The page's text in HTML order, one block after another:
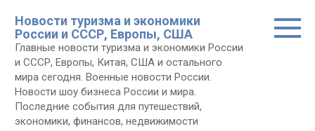
контенту
Новости туризма и экономики
России и СССР, Европы, США
Главные новости туризма и экономики России
и СССР, Европы, Китая, США и остального
мира сегодня. Военные новости России.
Новости шоу бизнеса России и мира.
Последние события для путешествий,
экономики, финансов, недвижимости